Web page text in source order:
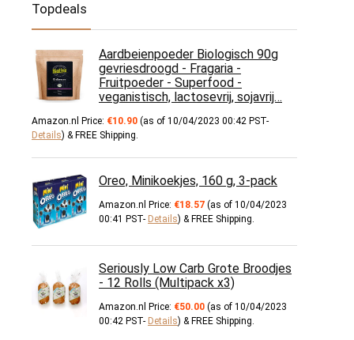
Topdeals
Aardbeienpoeder Biologisch 90g
gevriesdroogd - Fragaria -
Fruitpoeder - Superfood -
veganistisch, lactosevrij, sojavrij…
Amazon.nl Price: €10.90 (as of 10/04/2023 00:42 PST-
Details) & FREE Shipping.
Oreo, Minikoekjes, 160 g, 3-pack
Amazon.nl Price: €18.57 (as of 10/04/2023
00:41 PST- Details) & FREE Shipping.
Seriously Low Carb Grote Broodjes
- 12 Rolls (Multipack x3)
Amazon.nl Price: €50.00 (as of 10/04/2023
00:42 PST- Details) & FREE Shipping.